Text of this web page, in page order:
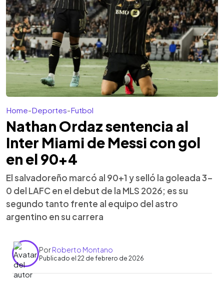
Home-Deportes-Futbol
Nathan Ordaz sentencia al
Inter Miami de Messi con gol
en el 90+4
El salvadoreño marcó al 90+1 y selló la goleada 3-
0 del LAFC en el debut de la MLS 2026; es su
segundo tanto frente al equipo del astro
argentino en su carrera
PorRoberto Montano
Publicado el 22 de febrero de 2026